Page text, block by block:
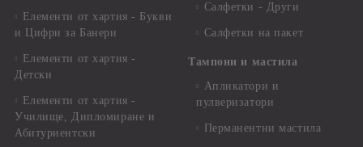
Елементи от хартия - Букви
и Цифри за Банери
Елементи от хартия -
Детски
Елементи от хартия -
Училище, Дипломиране и
Абитуриентски
Салфетки - Други
Салфетки на пакет
Тампони и мастила
Апликатори и
пулверизатори
Перманентни мастила